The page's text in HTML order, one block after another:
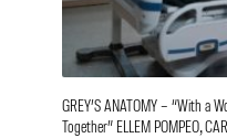
GREY’S ANATOMY – “With a
Together” ELLEM POMPEO,